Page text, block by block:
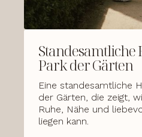
Standesamtliche
Park der Gärten
Eine standesamtliche
der Gärten, die zeigt,
Ruhe, Nähe und
liegen kann.